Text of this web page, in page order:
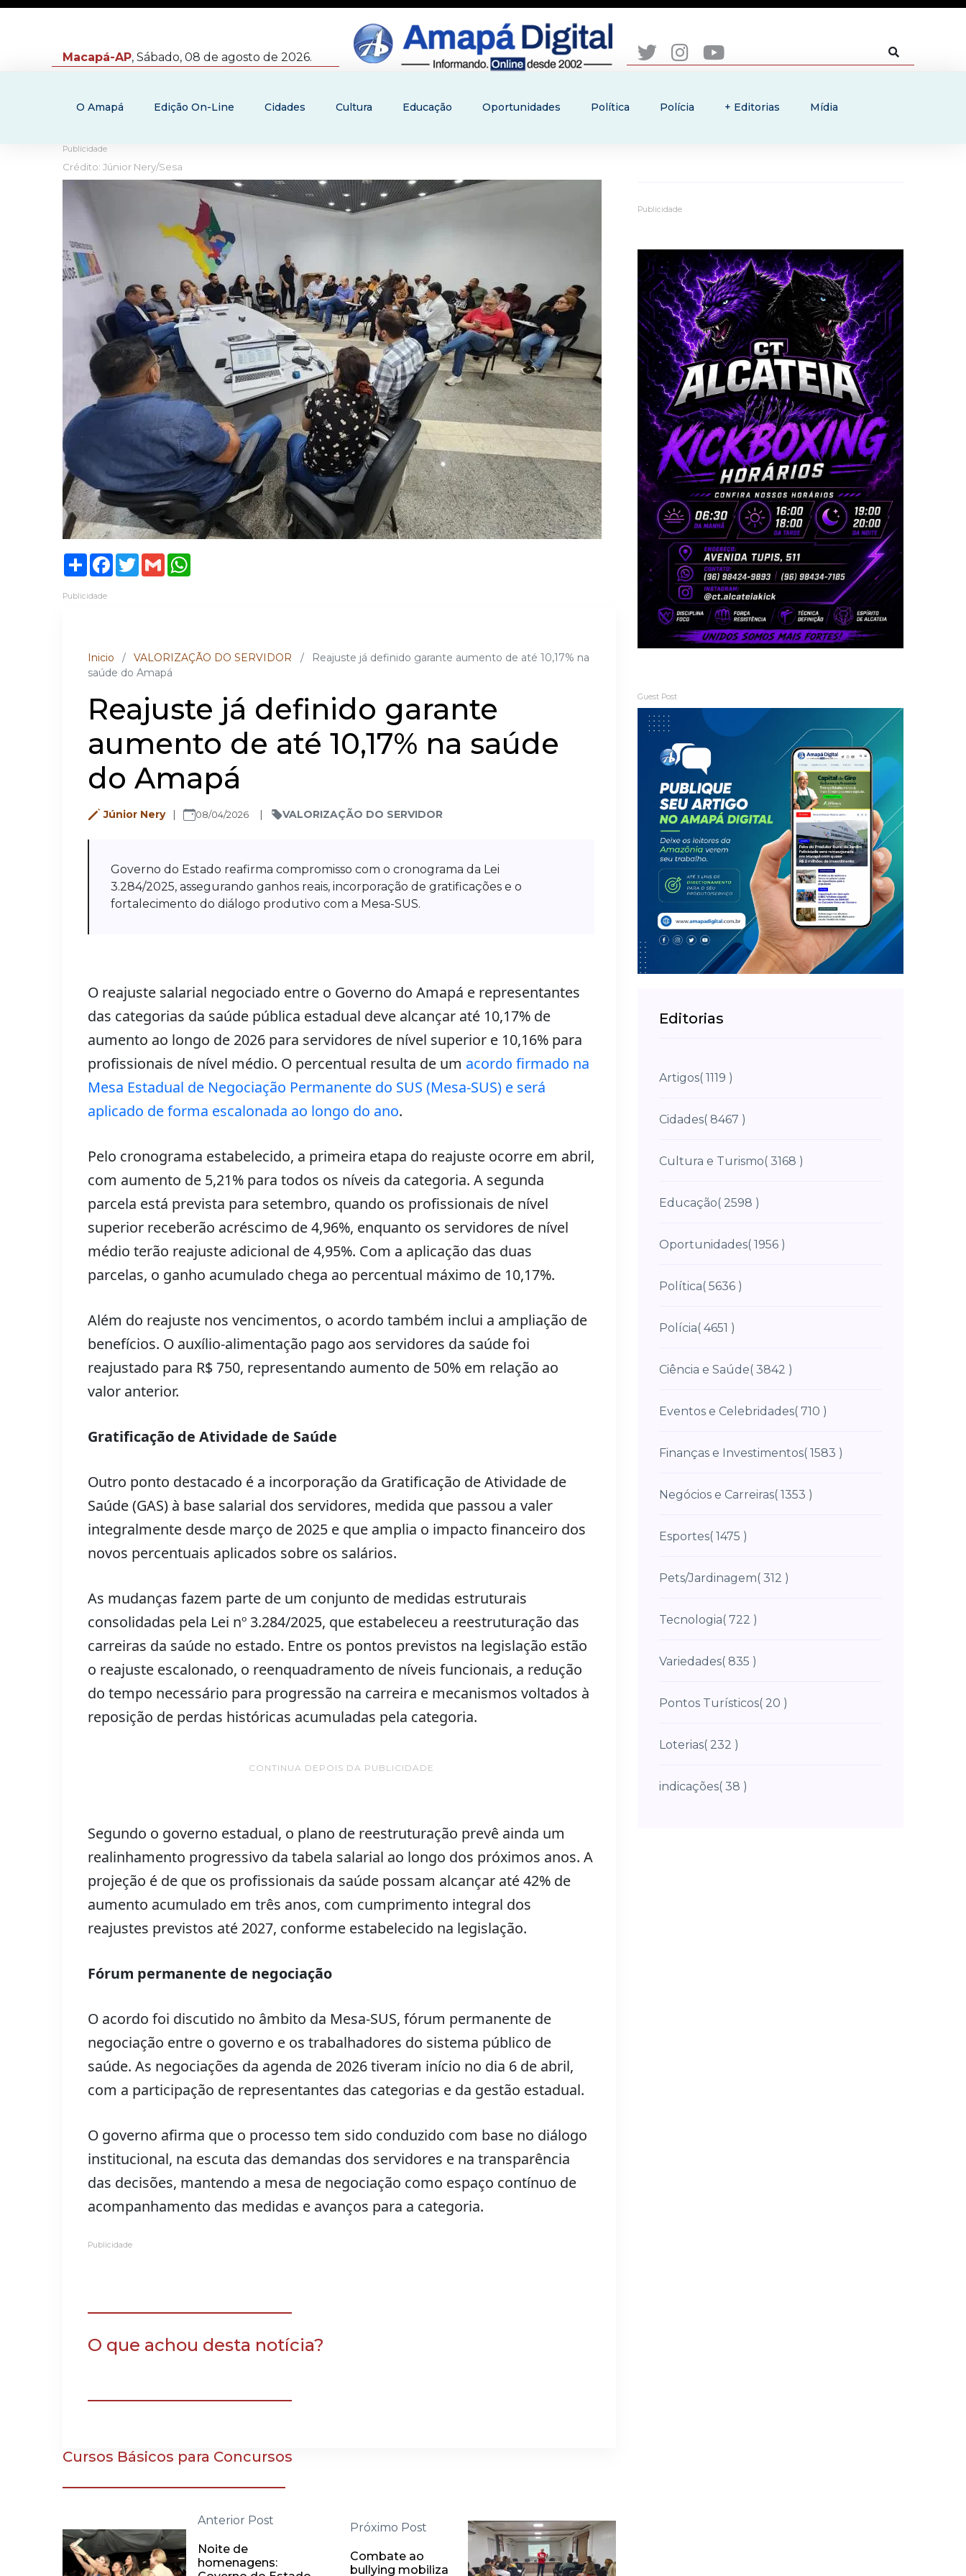
Macapá-AP, Sábado, 08 de agosto de 2026.
O Amapá Edição On-Line Cidades Cultura Educação Oportunidades Política Polícia + Editorias Mídia
Publicidade
Crédito: Júnior Nery/Sesa
ShareFacebook
TwitterGmail
Publicidade
Inicio / VALORIZAÇÃO DO SERVIDOR /
Reajuste já definido garante aumento de até 10,17% na
saúde do Amapá
Reajuste já definido garante
aumento de até 10,17% na saúde
do Amapá
Júnior Nery 08/04/2026 VALORIZAÇÃO DO SERVIDOR
Governo do Estado reafirma compromisso com o cronograma da Lei
3.284/2025, assegurando ganhos reais, incorporação de gratificações e o
fortalecimento do diálogo produtivo com a Mesa-SUS.
O reajuste salarial negociado entre o Governo do Amapá e representantes
das categorias da saúde pública estadual deve alcançar até 10,17% de
aumento ao longo de 2026 para servidores de nível superior e 10,16% para
profissionais de nível médio. O percentual resulta de um acordo firmado na
Mesa Estadual de Negociação Permanente do SUS (Mesa-SUS) e será
aplicado de forma escalonada ao longo do ano.
Pelo cronograma estabelecido, a primeira etapa do reajuste ocorre em abril,
com aumento de 5,21% para todos os níveis da categoria. A segunda
parcela está prevista para setembro, quando os profissionais de nível
superior receberão acréscimo de 4,96%, enquanto os servidores de nível
médio terão reajuste adicional de 4,95%. Com a aplicação das duas
parcelas, o ganho acumulado chega ao percentual máximo de 10,17%.
Além do reajuste nos vencimentos, o acordo também inclui a ampliação de
benefícios. O auxílio-alimentação pago aos servidores da saúde foi
reajustado para R$ 750, representando aumento de 50% em relação ao
valor anterior.
Gratificação de Atividade de Saúde
Outro ponto destacado é a incorporação da Gratificação de Atividade de
Saúde (GAS) à base salarial dos servidores, medida que passou a valer
integralmente desde março de 2025 e que amplia o impacto financeiro dos
novos percentuais aplicados sobre os salários.
As mudanças fazem parte de um conjunto de medidas estruturais
consolidadas pela Lei nº 3.284/2025, que estabeleceu a reestruturação das
carreiras da saúde no estado. Entre os pontos previstos na legislação estão
o reajuste escalonado, o reenquadramento de níveis funcionais, a redução
do tempo necessário para progressão na carreira e mecanismos voltados à
reposição de perdas históricas acumuladas pela categoria.
CONTINUA DEPOIS DA PUBLICIDADE
Segundo o governo estadual, o plano de reestruturação prevê ainda um
realinhamento progressivo da tabela salarial ao longo dos próximos anos. A
projeção é de que os profissionais da saúde possam alcançar até 42% de
aumento acumulado em três anos, com cumprimento integral dos
reajustes previstos até 2027, conforme estabelecido na legislação.
Fórum permanente de negociação
O acordo foi discutido no âmbito da Mesa-SUS, fórum permanente de
negociação entre o governo e os trabalhadores do sistema público de
saúde. As negociações da agenda de 2026 tiveram início no dia 6 de abril,
com a participação de representantes das categorias e da gestão estadual.
O governo afirma que o processo tem sido conduzido com base no diálogo
institucional, na escuta das demandas dos servidores e na transparência
das decisões, mantendo a mesa de negociação como espaço contínuo de
acompanhamento das medidas e avanços para a categoria.
Publicidade
O que achou desta notícia?
Cursos Básicos para Concursos
Anterior Post
Noite de
homenagens:
Próximo Post
Combate ao
bullying mobiliza
Publicidade
Guest Post
Editorias
Artigos( 1119 )
Cidades( 8467 )
Cultura e Turismo( 3168 )
Educação( 2598 )
Oportunidades( 1956 )
Política( 5636 )
Polícia( 4651 )
Ciência e Saúde( 3842 )
Eventos e Celebridades( 710 )
Finanças e Investimentos( 1583 )
Negócios e Carreiras( 1353 )
Esportes( 1475 )
Pets/Jardinagem( 312 )
Tecnologia( 722 )
Variedades( 835 )
Pontos Turísticos( 20 )
Loterias( 232 )
indicações( 38 )